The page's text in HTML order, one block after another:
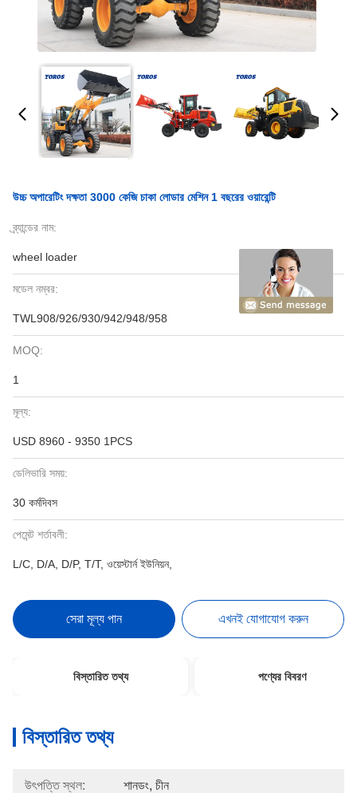
উচ্চ অপারেটিং দক্ষতা 3000 কেজি চাকা লোডার মেশিন 1 বছরের ওয়ারেন্টি
ব্র্যান্ডের নাম:
wheel loader
মডেল নম্বর:
TWL908/926/930/942/948/958
MOQ:
1
মূল্য:
USD 8960 - 9350 1PCS
ডেলিভারি সময়:
30 কর্মদিবস
পেমেন্ট শর্তাবলী:
L/C, D/A, D/P, T/T, ওয়েস্টার্ন ইউনিয়ন,
সেরা মূল্য পান এখনই যোগাযোগ করুন
বিস্তারিত তথ্য পণ্যের বিবরণ
বিস্তারিত তথ্য
উৎপত্তি স্থল: শানডং, চীন